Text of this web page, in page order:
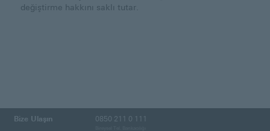
değiştirme hakkını saklı tutar.
Bize Ulaşın 0850 211 0 111